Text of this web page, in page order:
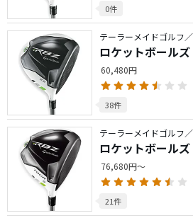
0件
テーラーメイドゴルフ
ロケットボール
60,480円
38件
テーラーメイドゴルフ
ロケットボール
76,680円～
21件